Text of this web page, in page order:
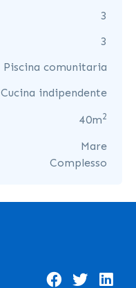
3
3
Piscina comunitaria
Cucina indipendente
40m2
Mare
Complesso